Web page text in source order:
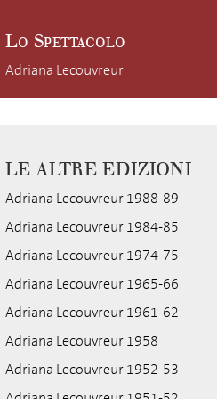
Lo Spettacolo
Adriana Lecouvreur
LE ALTRE EDIZIONI
Adriana Lecouvreur 1988-89
Adriana Lecouvreur 1984-85
Adriana Lecouvreur 1974-75
Adriana Lecouvreur 1965-66
Adriana Lecouvreur 1961-62
Adriana Lecouvreur 1958
Adriana Lecouvreur 1952-53